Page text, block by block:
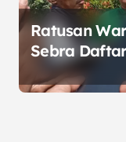
Ratusan
Sebra
Jaya,